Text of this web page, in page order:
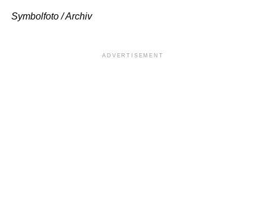
Symbolfoto / Archiv
ADVERTISEMENT